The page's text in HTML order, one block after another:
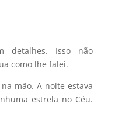
detalhes. Isso não
como lhe falei.
mão. A noite estava
estrela no Céu.